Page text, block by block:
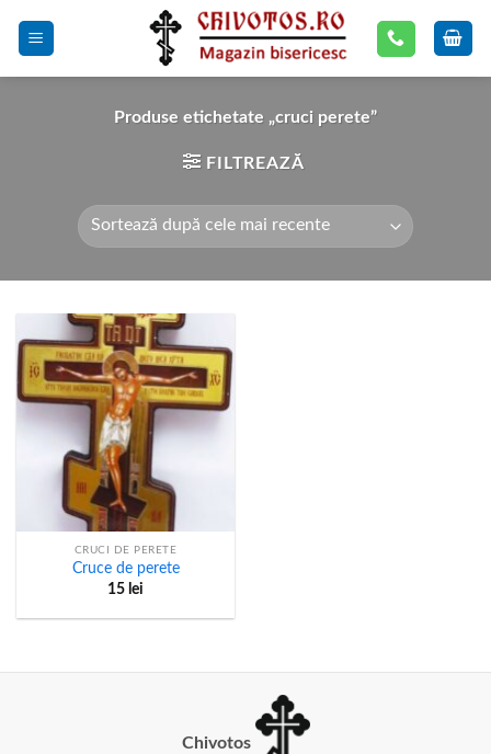
Produse etichetate „cruci perete”
FILTREAZĂ
CRUCI DE PERETE
Cruce de perete
15 lei
Chivotos